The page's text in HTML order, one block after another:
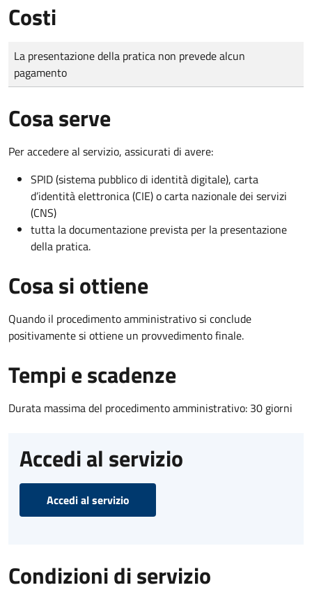
Costi
Tipo di pagamento
Importo
La presentazione della pratica non prevede alcun
pagamento
Cosa serve
Per accedere al servizio, assicurati di avere:
SPID (sistema pubblico di identità digitale), carta
d’identità elettronica (CIE) o carta nazionale dei servizi
(CNS)
tutta la documentazione prevista per la presentazione
della pratica.
Cosa si ottiene
Quando il procedimento amministrativo si conclude
positivamente si ottiene un provvedimento finale.
Tempi e scadenze
Durata massima del procedimento amministrativo: 30 giorni
Accedi al servizio
Accedi al servizio
Condizioni di servizio